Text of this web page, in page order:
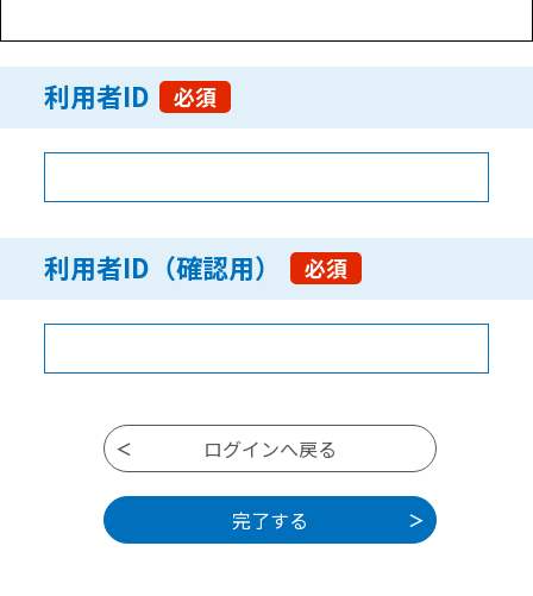
利用者ID 必須
利用者ID（確認用） 必須